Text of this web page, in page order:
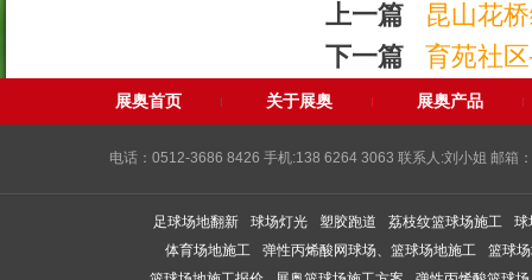
上一篇
昆山花
下一篇
育苑社
展奥首页 关于展奥 展奥产品
电话：0512-3686 8426 手机:138 6264 3063 联系人:刘小姐 邮箱
足球场地翻新 球场灯光 塑胶跑道 荔枝纹篮球场施工
球
体育场地施工
弹性丙烯酸网球场、篮球场地施工
篮球